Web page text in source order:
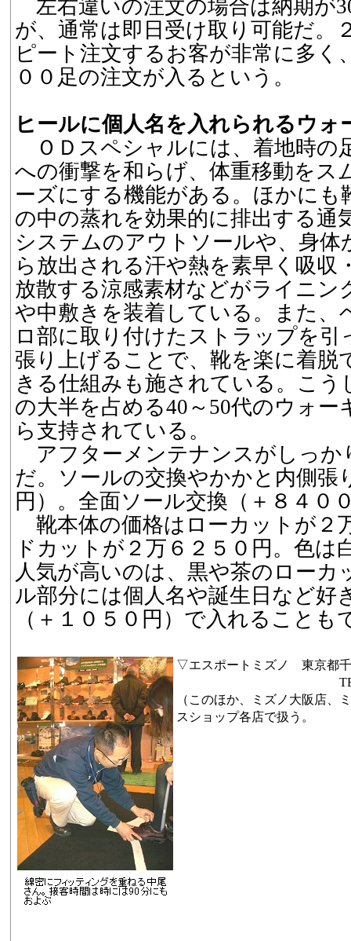
左右違いの注文の場合は納期が
が、通常は即日受け取り可能だ。
ピート注文するお客が非常に多く
００足の注文が入るという。
ヒールに個人名を入れられるウォ
ＯＤスペシャルには、着地時の
への衝撃を和らげ、体重移動をス
ーズにする機能がある。ほかにも
の中の蒸れを効果的に排出する通
システムのアウトソールや、身体
ら放出される汗や熱を素早く吸収
放散する涼感素材などがライニン
や中敷きを装着している。また、
ロ部に取り付けたストラップを引
張り上げることで、靴を楽に着脱
きる仕組みも施されている。こう
の大半を占める40～50代のウォー
ら支持されている。
アフターメンテナンスがしっか
だ。ソールの交換やかかと内側張
円）。全面ソール交換（＋８４０
靴本体の価格はローカットが２
ドカットが２万６２５０円。色は
人気が高いのは、黒や茶のローカ
ル部分には個人名や誕生日など好
（＋１０５０円）で入れることも
▽エスポートミズノ 東京都
TEL ０３・３
（このほか、ミズノ大阪店、
スショップ各店で扱う。